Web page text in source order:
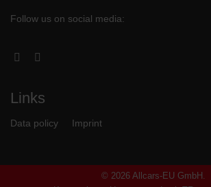
Follow us on social media:
Facebook
Links
Data policy Imprint
© 2026 Allcars-EU GmbH.